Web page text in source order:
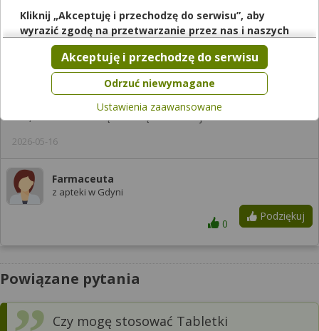
Sprawdź teraz
Odpowiedzi farmaceutów
Tak, leki nie wchodzą ze sobą w interakcje.
2026-05-16
Farmaceuta
z apteki w Gdyni
Podziękuj
0
Powiązane pytania
Czy mogę stosować Tabletki
Kliknij „Akceptuję i przechodzę do serwisu”, aby
wyrazić zgodę na przetwarzanie przez nas i naszych
partnerów Twoich danych w powyższych celach.
Pamiętaj, że wyrażenie zgody jest dobrowolne, a wyrażoną
zgodę możesz w każdej chwili cofnąć, możesz też wycofać
zgodę na przetwarzanie Twoich danych tylko w niektórych
celach. Jeżeli chcesz dowiedzieć się więcej lub chcesz
przeprowadzić konfigurację szczegółową, to możesz tego
dokonać za pomocą „Ustawień zaawansowanych”.
Więcej informacji na temat wykorzystywania narzędzi
zewnętrznych w naszym serwisie znajdziesz w
Serwisu.
Odrzuć niewymagane
Akceptuję i przechodzę do serwisu
Ustawienia zaawansowane